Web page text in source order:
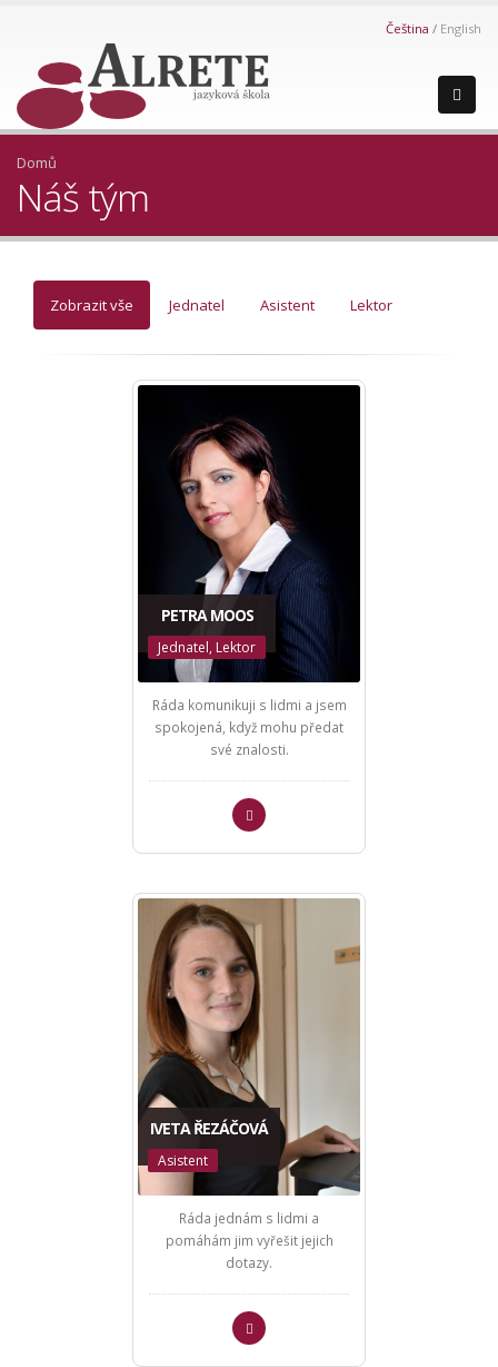
Čeština English
Domů
Náš tým
Zobrazit vše Jednatel Asistent Lektor
PETRA MOOS
Jednatel, Lektor
Ráda komunikuji s lidmi a jsem
spokojená, když mohu předat
své znalosti.
IVETA ŘEZÁČOVÁ
Asistent
Ráda jednám s lidmi a
pomáhám jim vyřešit jejich
dotazy.